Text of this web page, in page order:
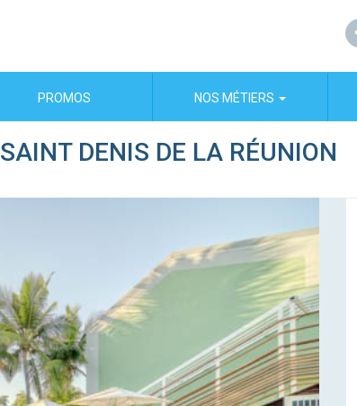
PROMOS NOS MÉTIERS
SAINT DENIS DE LA RÉUNION